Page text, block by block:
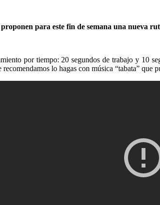
para este fin de semana una nueva
por tiempo: 20 segundos de trabajo y 10
lo hagas con música “tabata” que